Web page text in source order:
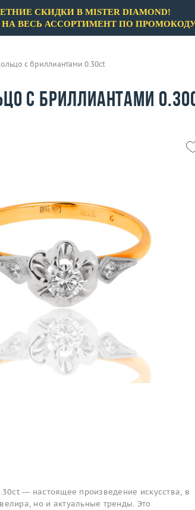
СКИДКИ В MISTER DIAMOND!
НА ВЕСЬ АССОРТИМЕНТ ПО
с бриллиантами 0.30ct
с бриллиантами
— настоящее произведение искусства, в
но и актуальные тренды. Это